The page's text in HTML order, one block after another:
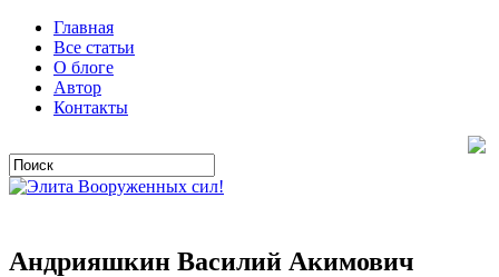
Главная
Все статьи
О блоге
Автор
Контакты
Андрияшкин Василий Акимович